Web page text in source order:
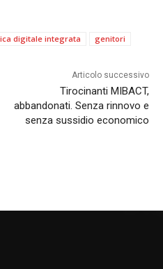
digitale integrata
genitori
Articolo successivo
Tirocinanti MIBACT,
abbandonati. Senza rinnovo e
senza sussidio economico